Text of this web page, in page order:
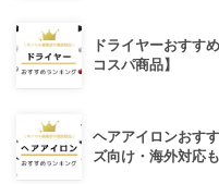
ドライヤーおすす
コスパ商品】
ヘアアイロンおす
ズ向け・海外対応